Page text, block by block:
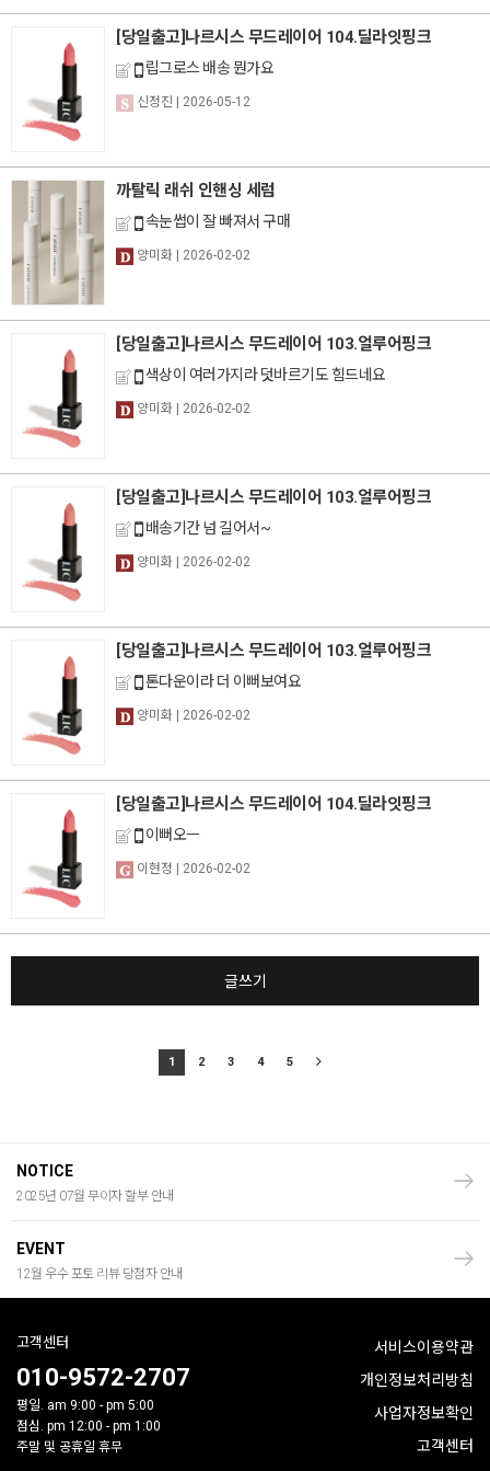
[당일출고]나르시스 무드레이어 104.딜라잇핑크
립그로스 배송 뭔가요
신정진 | 2026-05-12
까탈릭 래쉬 인핸싱 세럼
속눈썹이 잘 빠져서 구매
양미화 | 2026-02-02
[당일출고]나르시스 무드레이어 103.얼루어핑크
색상이 여러가지라 덧바르기도 힘드네요
양미화 | 2026-02-02
[당일출고]나르시스 무드레이어 103.얼루어핑크
배송기간 넘 길어서~
양미화 | 2026-02-02
[당일출고]나르시스 무드레이어 103.얼루어핑크
톤다운이라 더 이뻐보여요
양미화 | 2026-02-02
[당일출고]나르시스 무드레이어 104.딜라잇핑크
이뻐오ㅡ
이현정 | 2026-02-02
글쓰기
1 2 3 4 5
NOTICE
2025년 07월 무이자 할부 안내
EVENT
12월 우수 포토 리뷰 당첨자 안내
고객센터
010-9572-2707
평일. am 9:00 - pm 5:00
점심. pm 12:00 - pm 1:00
주말 및 공휴일 휴무
서비스이용약관
개인정보처리방침
사업자정보확인
고객센터